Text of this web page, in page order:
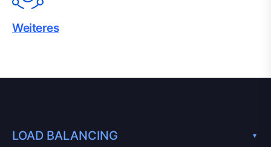
Weiteres
LOAD BALANCING